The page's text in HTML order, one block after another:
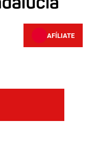
AFÍLIATE